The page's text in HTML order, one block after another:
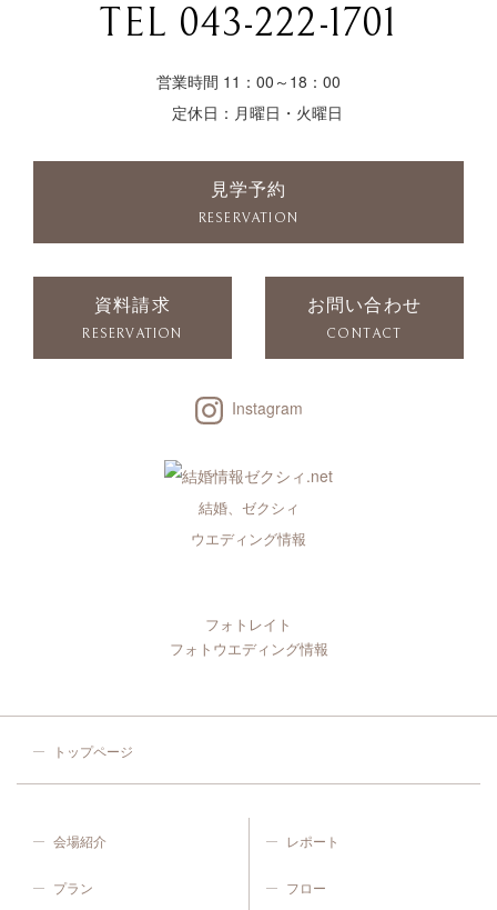
TEL 043-222-1701
営業時間 11：00～18：00
定休日：月曜日・火曜日
見学予約
RESERVATION
資料請求
RESERVATION
お問い合わせ
CONTACT
Instagram
結婚、ゼクシィ
ウエディング情報
フォトレイト
フォトウエディング情報
トップページ
会場紹介
プラン
レポート
フロー